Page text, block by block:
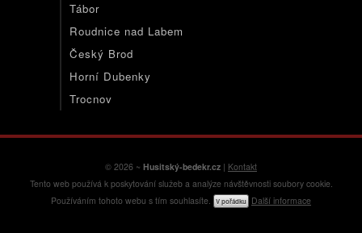
Tábor
Roudnice nad Labem
Český Brod
Horní Dubenky
Trocnov
© 2026 ~ Husitský-bedekr.cz | Kontakt
Tento web používá k poskytování služeb a analýze návštěvnosti soubory cookie.
Používáním tohoto webu s tím souhlasíte.
V pořádku Další informace